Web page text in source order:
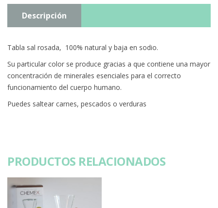
Descripción
Tabla sal rosada, 100% natural y baja en sodio.
Su particular color se produce gracias a que contiene una mayor
concentración de minerales esenciales para el correcto
funcionamiento del cuerpo humano.
Puedes saltear carnes, pescados o verduras
PRODUCTOS RELACIONADOS